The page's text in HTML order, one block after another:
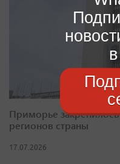
Приморье
регионов страны
17.07.2026